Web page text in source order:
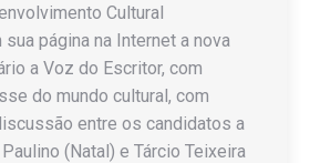
Cultural
página na Internet a nova
a Voz do Escritor, com
do mundo cultural, com
entre os candidatos a
(Natal) e Tárcio Teixeira